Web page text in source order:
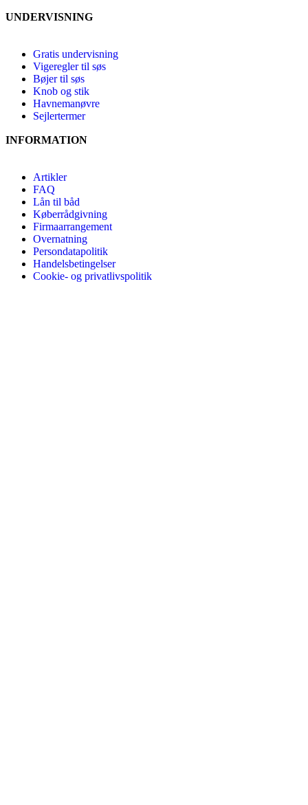
UNDERVISNING
Gratis undervisning
Vigeregler til søs
Bøjer til søs
Knob og stik
Havnemanøvre
Sejlertermer
INFORMATION
Artikler
FAQ
Lån til båd
Køberrådgivning
Firmaarrangement
Overnatning
Persondatapolitik
Handelsbetingelser
Cookie- og privatlivspolitik